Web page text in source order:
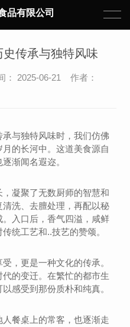
品有限公司
传承与独特风味
： 2025-06-21 作者：
与独特风味时，我们仿佛
的长河中。这道美食源自
渐闻名遐迩。
凝聚了无数厨师的智慧和
洗、去膻处理，再配以秘
入口后，香气四溢，咸鲜
统工艺和..技艺的赞颂。
，更是一种文化的传承。
的变迁。在繁忙的都市生
感受到那份质朴和纯真。
餐桌上的常客，也逐渐走